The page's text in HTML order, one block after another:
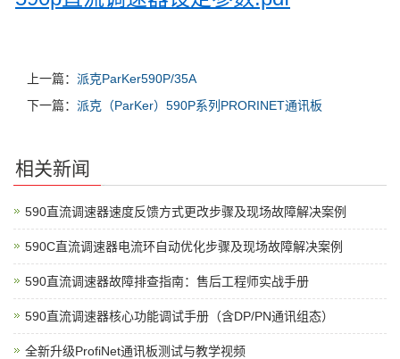
上一篇： 派克ParKer590P/35A
下一篇： 派克（ParKer）590P系列PRORINET通讯板
相关新闻
590直流调速器速度反馈方式更改步骤及现场故障解决案例
590C直流调速器电流环自动优化步骤及现场故障解决案例
590直流调速器故障排查指南：售后工程师实战手册
590直流调速器核心功能调试手册（含DP/PN通讯组态）
全新升级ProfiNet通讯板测试与教学视频